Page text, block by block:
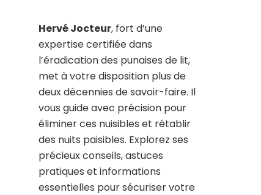
Hervé Jocteur, fort d’une
expertise certifiée dans
l’éradication des punaises de lit,
met à votre disposition plus de
deux décennies de savoir-faire. Il
vous guide avec précision pour
éliminer ces nuisibles et rétablir
des nuits paisibles. Explorez ses
précieux conseils, astuces
pratiques et informations
essentielles pour sécuriser votre